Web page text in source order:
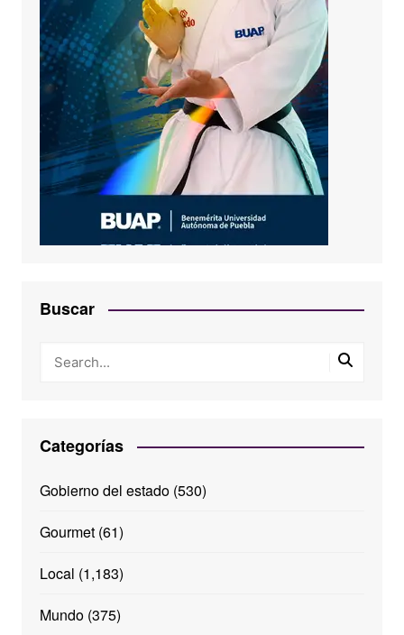
Buscar
Categorías
Gobierno del estado(530)
Gourmet(61)
Local (1,183)
Mundo(375)